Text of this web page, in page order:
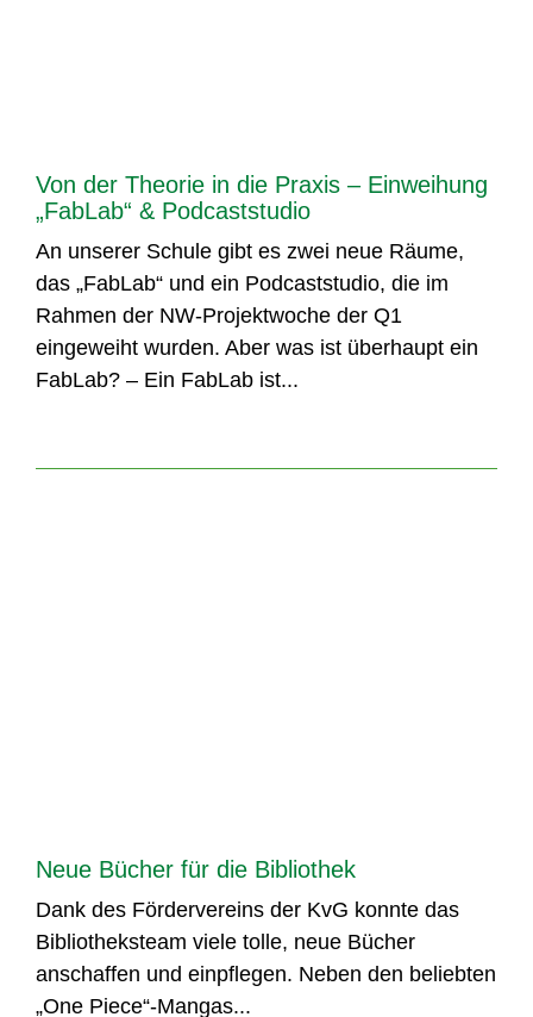
Von der Theorie in die Praxis – Einweihung
„FabLab“ & Podcaststudio
An unserer Schule gibt es zwei neue Räume,
das „FabLab“ und ein Podcaststudio, die im
Rahmen der NW-Projektwoche der Q1
eingeweiht wurden. Aber was ist überhaupt ein
FabLab? – Ein FabLab ist...
Neue Bücher für die Bibliothek
Dank des Fördervereins der KvG konnte das
Bibliotheksteam viele tolle, neue Bücher
anschaffen und einpflegen. Neben den beliebten
„One Piece“-Mangas...